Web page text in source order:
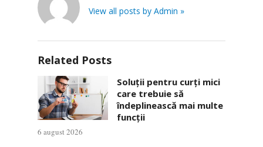
View all posts by Admin »
Related Posts
Soluții pentru curți mici
care trebuie să
îndeplinească mai multe
funcții
6 august 2026